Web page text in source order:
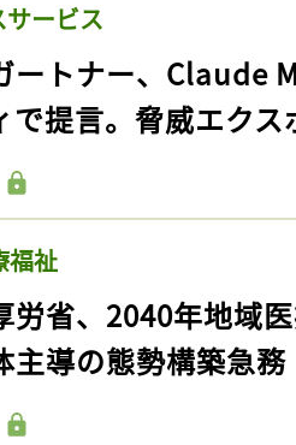
ービス
ートナー、Claude
で提言。脅威エク
福祉
労省、2040年地域
主導の態勢構築急務